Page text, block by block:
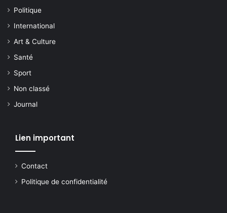
Politique
International
Art & Culture
Santé
Sport
Non classé
Journal
Lien important
Contact
Politique de confidentialité